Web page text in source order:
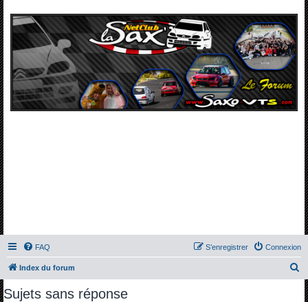
FAQ Connexion
S’enregistrer
Index du forum
Sujets sans réponse